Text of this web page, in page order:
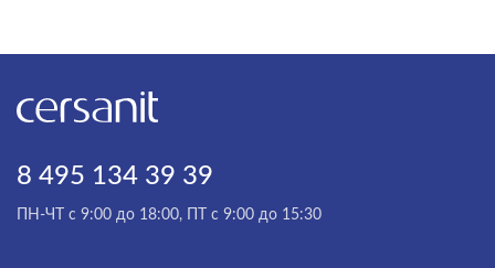
8 495 134 39 39
ПН-ЧТ с 9:00 до 18:00, ПТ с 9:00 до 15:30